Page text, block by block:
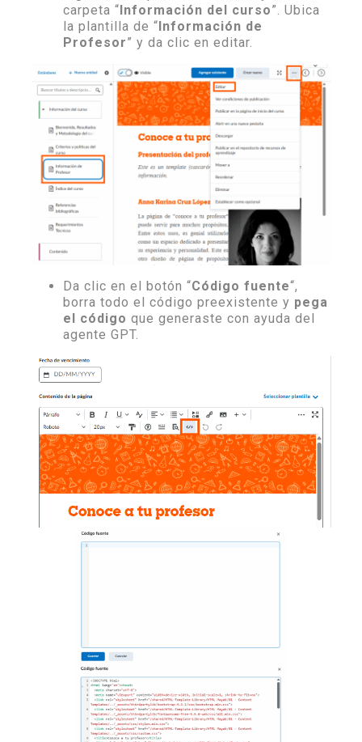
carpeta “ Información del curso”. Ubica
la plantilla de “ Información de
Profesor” y da clic en editar.
Da clic en el botón “Código fuente“,
borra todo el código preexistente y pega
el código que generaste con ayuda del
agente GPT.